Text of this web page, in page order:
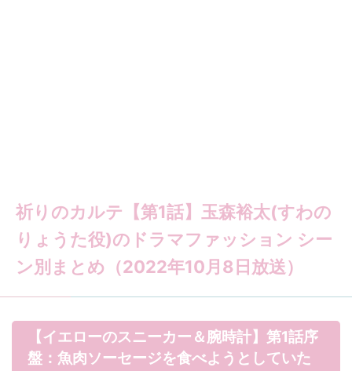
祈りのカルテ【第1話】玉森裕太(すわの
りょうた役)のドラマファッション シー
ン別まとめ（2022年10月8日放送）
【イエローのスニーカー＆腕時計】第1話序
盤：魚肉ソーセージを食べようとしていた